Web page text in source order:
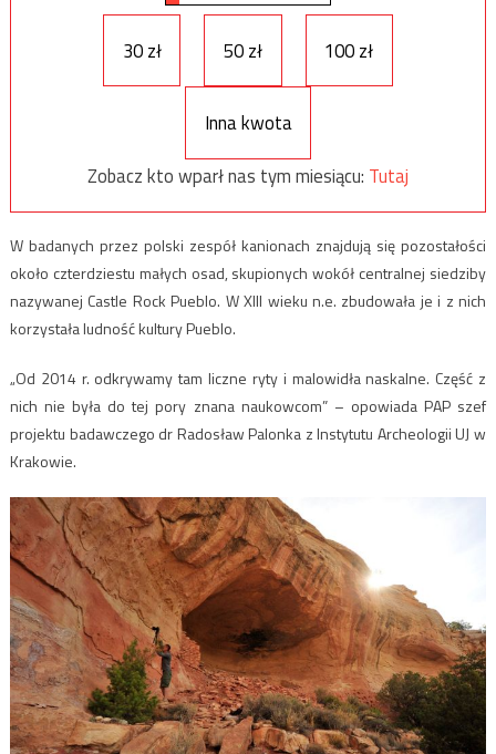
30 zł 50 zł 100 zł
Inna kwota
Zobacz kto wparł nas tym miesiącu: Tutaj
W badanych przez polski zespół kanionach znajdują się pozostałości
około czterdziestu małych osad, skupionych wokół centralnej siedziby
nazywanej Castle Rock Pueblo. W XIII wieku n.e. zbudowała je i z nich
korzystała ludność kultury Pueblo.
„Od 2014 r. odkrywamy tam liczne ryty i malowidła naskalne. Część z
nich nie była do tej pory znana naukowcom” – opowiada PAP szef
projektu badawczego dr Radosław Palonka z Instytutu Archeologii UJ w
Krakowie.